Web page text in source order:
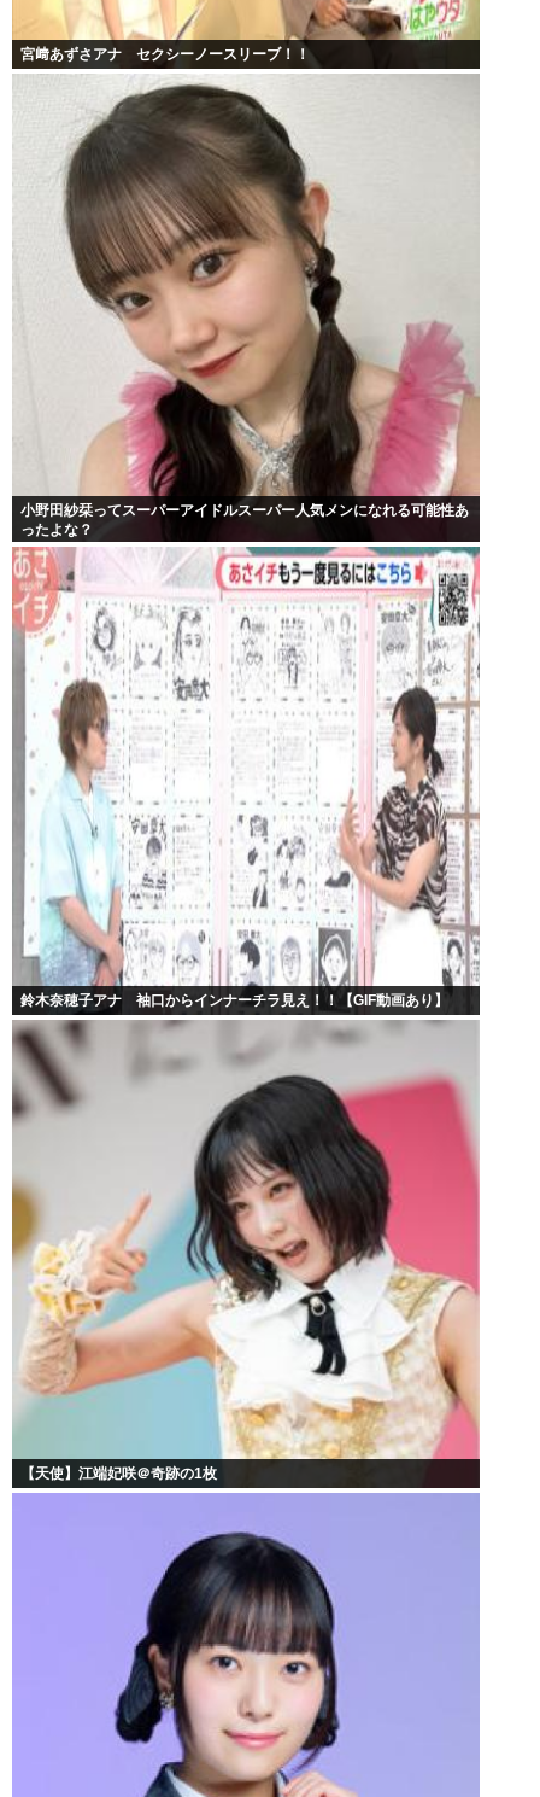
宮﨑あずさアナ セクシーノースリーブ！！
小野田紗栞ってスーパーアイドルスーパー人気メンになれる可能性あ
ったよな？
鈴木奈穂子アナ 袖口からインナーチラ見え！！【GIF動画あり】
【天使】江端妃咲＠奇跡の1枚